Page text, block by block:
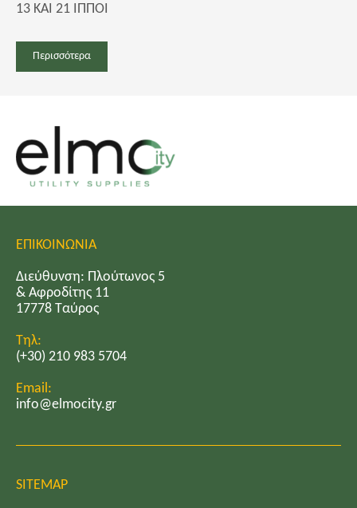
13 KAI 21 ΙΠΠΟΙ
Περισσότερα
ΕΠΙΚΟΙΝΩΝΙΑ
Διεύθυνση: Πλούτωνος 5
& Αφροδίτης 11
17778 Ταύρος
Τηλ:
(+30) 210 983 5704
Email:
info@elmocity.gr
SITEMAP